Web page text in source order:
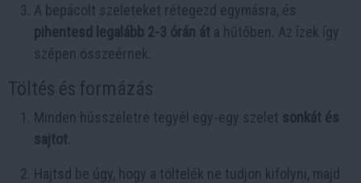
A bepácolt szeleteket rétegezd egymásra, és
pihentesd legalább 2-3 órán át a hűtőben. Az ízek így
szépen összeérnek.
Töltés és formázás
Minden hússzeletre tegyél egy-egy szelet sonkát és
sajtot
Hajtsd be úgy, hogy a töltelék ne tudjon kifolyni, majd